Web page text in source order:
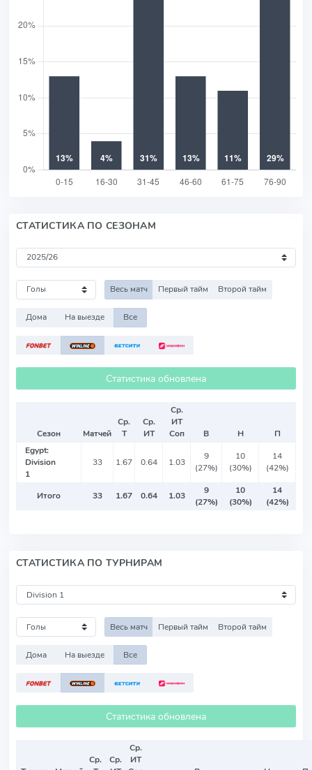
СТАТИСТИКА ПО СЕЗОНАМ
Весь матч Первый тайм Второй тайм
Дома На выезде Все
Статистика обновлена
Сезон Матчей
Ср.
Т
Ср.
ИТ
Ср.
ИТ
Соп
В Н
П
Egypt:
Division
1
33 1.67 0.64 1.03
9
(27%)
10
(30%)
14
(42%)
Итого 33 1.67 0.64 1.03
9
(27%)
10
(30%)
14
(42%)
СТАТИСТИКА ПО ТУРНИРАМ
Весь матч Первый тайм Второй тайм
Дома На выезде Все
Статистика обновлена
Ср.
Ср.
Ср.
ИТ